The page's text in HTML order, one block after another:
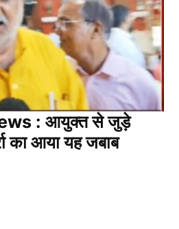
: आयुक्त से जुड़े
का आया यह जबाब